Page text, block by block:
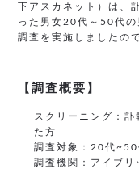
下アスカネット）は、
った男女20代～50代
調査を実施しましたの
【調査概要】
スクリーニング：
た方
調査対象：20代
調査機関：アイブリ